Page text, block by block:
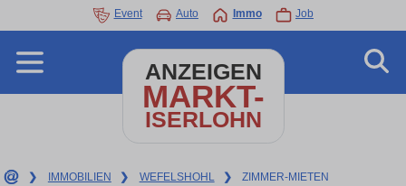
Event Auto Immo Job
ANZEIGEN
MARKT-
ISERLOHN
❯ IMMOBILIEN ❯ WEFELSHOHL ❯ ZIMMER-MIETEN